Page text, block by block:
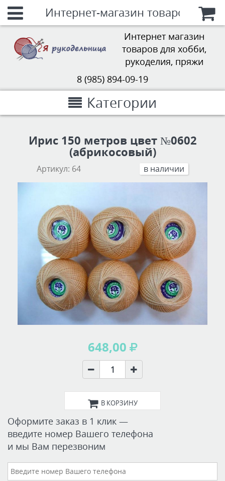
Интернет-магазин товаров для
Интернет магазин
товаров для хобби,
рукоделия, пряжи
8 (985) 894-09-19
Категории
Ирис 150 метров цвет №0602
(абрикосовый)
Артикул: 64 в наличии
648,00
В КОРЗИНУ
Оформите заказ в 1 клик —
введите номер Вашего телефона
и мы Вам перезвоним